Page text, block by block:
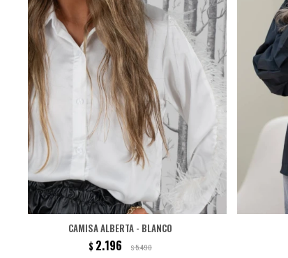
CAMISA ALBERTA - BLANCO
$ 2.196 $5.490